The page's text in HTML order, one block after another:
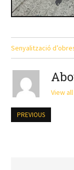
Senyalització
View
PREVIOUS